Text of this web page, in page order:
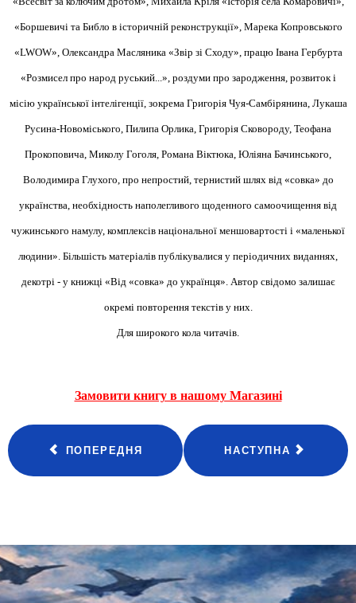
«Боршевичі та Библо в історичній реконструкції», Марека Копровського
«LWOW», Олександра Масляника «Звір зі Сходу», працю Івана Гербурта
«Розмисел про народ руський...», роздуми про зародження, розвиток і
місію української інтелігенції, зокрема Григорія Чуя-Самбірянина, Лукаша
Русина-Новоміського, Пилипа Орлика, Григорія Сковороду, Теофана
Прокоповича, Миколу Гоголя, Романа Віктюка, Юліяна Бачинського,
Володимира Глухого, про непростий, тернистий шлях від «совка» до
українства, необхідность наполегливого щоденного самоочищення від
чужинського намулу, комплексів національної меншовартості і «маленької
людини». Більшість матеріалів публікувалися у періодичних виданнях,
декотрі - у книжці «Від «совка» до українця». Автор свідомо залишає
окремі повторення текстів у них.
Для широкого кола читачів.
Замовити книгу в нашому Магазині
ПОПЕРЕДНЯ НАСТУПНА